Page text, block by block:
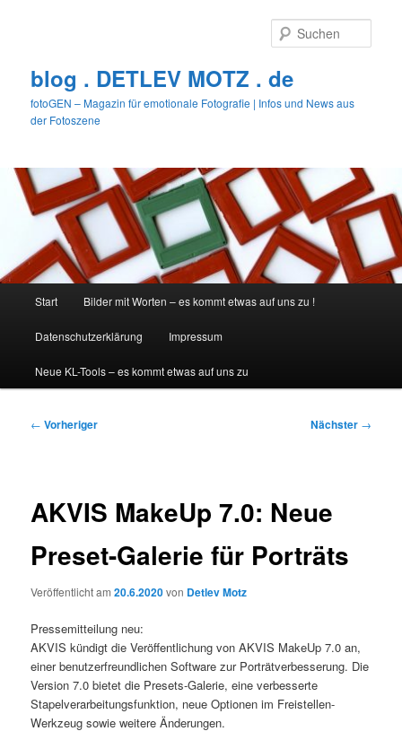
blog . DETLEV MOTZ . de
fotoGEN – Magazin für emotionale Fotografie | Infos und News aus
der Fotoszene
Start Bilder mit Worten – es kommt etwas auf uns zu !
Datenschutzerklärung Impressum
Neue KL-Tools – es kommt etwas auf uns zu
Beitragsnavigation
← Vorheriger Nächster →
AKVIS MakeUp 7.0: Neue
Preset-Galerie für Porträts
Veröffentlicht am20.6.2020von Detlev Motz
Pressemitteilung neu:
AKVIS kündigt die Veröffentlichung von AKVIS MakeUp 7.0 an,
einer benutzerfreundlichen Software zur Porträtverbesserung. Die
Version 7.0 bietet die Presets-Galerie, eine verbesserte
Stapelverarbeitungsfunktion, neue Optionen im Freistellen-
Werkzeug sowie weitere Änderungen.